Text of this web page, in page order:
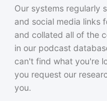
Our systems regularly
and social media links
and collated all of the
in our podcast
can't find what you're
you request our
you.